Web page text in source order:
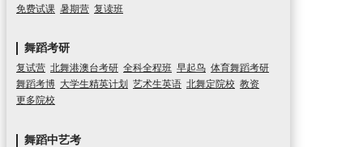
免费试课 暑期营 复读班
舞蹈考研
复试营 北舞港澳台考研 全科全程班 早起鸟 体育舞蹈考研
舞蹈考博 大学生精英计划 艺术生英语 北舞定院校 教资
更多院校
舞蹈中艺考